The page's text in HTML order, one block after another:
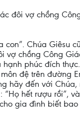
đôi vợ chồng
con”. Chúa Giêsu
vợ chồng Công
phúc đích
đệ trên đường
hãy đến với
hết rượu rồi”,
gia đình biết